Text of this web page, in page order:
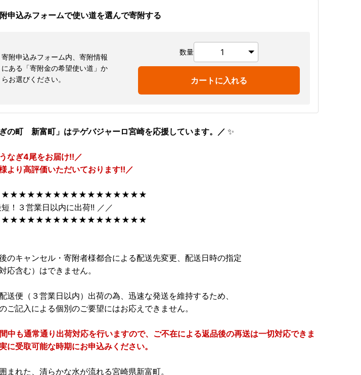
申込みフォームで使い道を選んで寄附する
寄附申込みフォーム内、寄附情報
にある「寄附金の希望使い道」か
らお選びください。
数量
カートに入れる
の町 新富町」はテゲバジャーロ宮崎を応援しています。／ ✨
なぎ4尾をお届け!!／
より高評価いただいております!!／
！３営業日以内に出荷!! ／／
のキャンセル・寄附者様都合による配送先変更、配送日時の指定
応含む）はできません。
送便（３営業日以内）出荷の為、迅速な発送を維持するため、
ご記入による個別のご要望にはお応えできません。
中も通常通り出荷対応を行いますので、ご不在による返品後の再送は一切対応できま
に受取可能な時期にお申込みください。
まれた、清らかな水が流れる宮崎県新富町。